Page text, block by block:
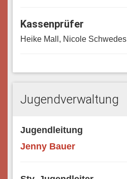
Kassenprüfer
Heike Mall, Nicole Schwedes
Jugendverwaltung
Jugendleitung
Jenny Bauer